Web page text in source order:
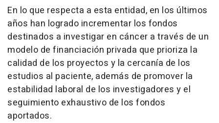
En lo que respecta a esta entidad, en los últimos
años han logrado incrementar los fondos
destinados a investigar en cáncer a través de un
modelo de financiación privada que prioriza la
calidad de los proyectos y la cercanía de los
estudios al paciente, además de promover la
estabilidad laboral de los investigadores y el
seguimiento exhaustivo de los fondos
aportados.